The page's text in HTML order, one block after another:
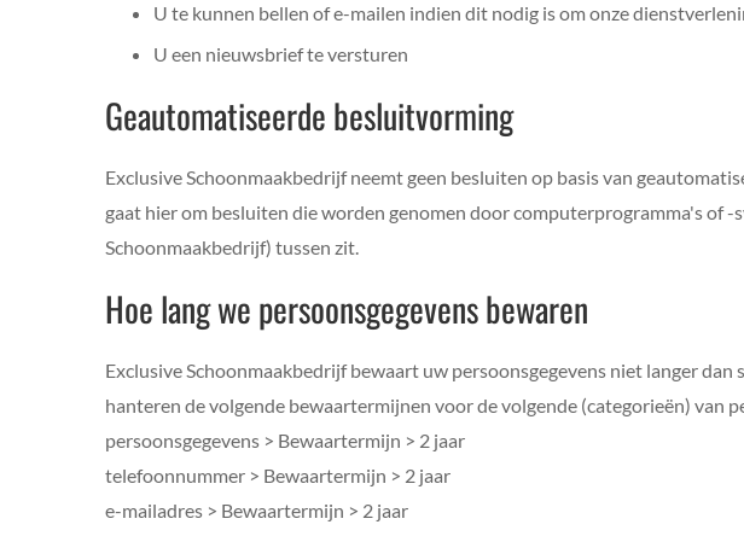
U te kunnen bellen of e-mailen indien dit nodig is om onze
U een nieuwsbrief te versturen
Geautomatiseerde besluitvorming
Exclusive Schoonmaakbedrijf neemt geen besluiten op basis van
gaat hier om besluiten die worden genomen door computerprogramma's of
Schoonmaakbedrijf) tussen zit.
Hoe lang we persoonsgegevens bewaren
Exclusive Schoonmaakbedrijf bewaart uw persoonsgegevens niet langer
hanteren de volgende bewaartermijnen voor de volgende (categorieën) van
persoonsgegevens > Bewaartermijn > 2 jaar
telefoonnummer > Bewaartermijn > 2 jaar
e-mailadres > Bewaartermijn > 2 jaar